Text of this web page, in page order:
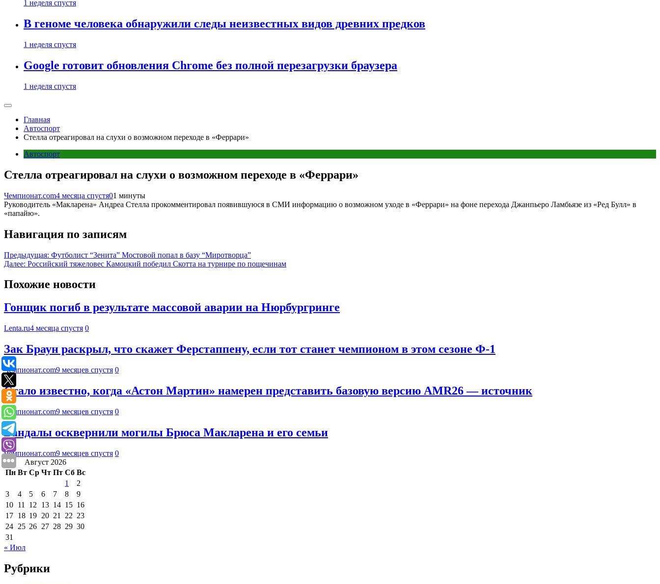
1 неделя спустя
В геноме человека обнаружили следы неизвестных видов древних предков
1 неделя спустя
Google готовит обновления Chrome без полной перезагрузки браузера
1 неделя спустя
Главная
Автоспорт
Стелла отреагировал на слухи о возможном переходе в «Феррари»
Автоспорт
Стелла отреагировал на слухи о возможном переходе в «Феррари»
Чемпионат.com4 месяца спустя01 минуты
Руководитель «Макларена» Андреа Стелла прокомментировал появившуюся в СМИ информацию о возможном уходе в «Феррари» на фоне перехода Джанпьеро Ламбьязе из «Ред Булл» в
«папайю».
Навигация по записям
Предыдущая: Футболист “Зенита” Мостовой попал в базу “Миротворца”
Далее: Российский тяжеловес Камоцкий победил Скотта на турнире по пощечинам
Похожие новости
Гонщик погиб в результате массовой аварии на Нюрбургринге
Lenta.ru4 месяца спустя 0
Зак Браун раскрыл, что скажет Ферстаппену, если тот станет чемпионом в этом сезоне Ф-1
Чемпионат.com9 месяцев спустя 0
Стало известно, когда «Астон Мартин» намерен представить базовую версию AMR26 — источник
Чемпионат.com9 месяцев спустя 0
Вандалы осквернили могилы Брюса Макларена и его семьи
Чемпионат.com9 месяцев спустя 0
Август 2026
Пн Вт Ср Чт Пт Сб Вс
1
2
3
4 5 6 7 8
9
10 11 12 13 14 15 16
17 18 19 20 21 22 23
24 25 26 27 28 29 30
31
« Июл
Рубрики